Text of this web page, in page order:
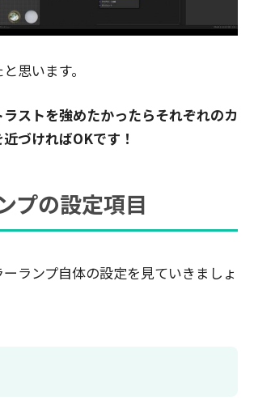
思います。
ストを強めたかったらそれぞれのカ
づければOKです！
プの設定項目
ランプ自体の設定を見ていきましょ